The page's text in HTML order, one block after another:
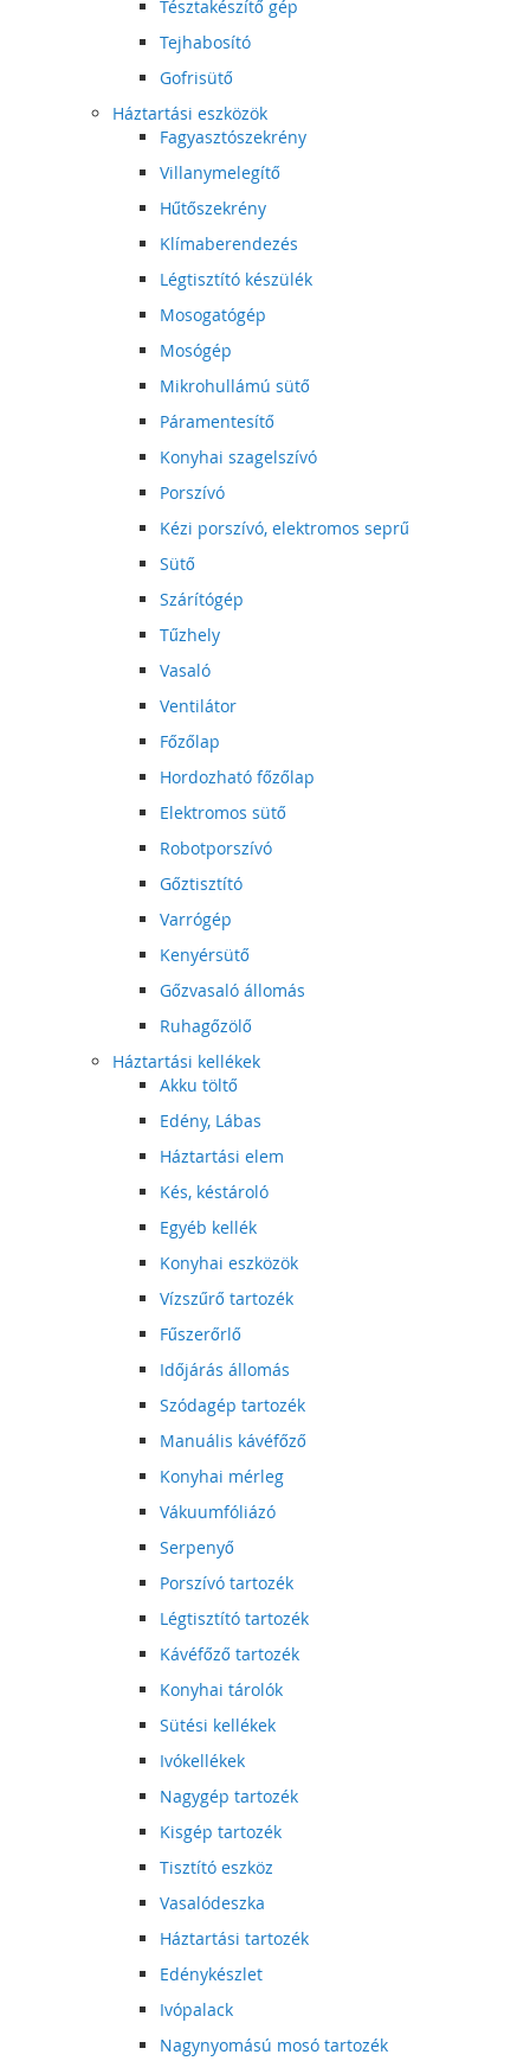
Tésztakészítő gép
Tejhabosító
Gofrisütő
Háztartási eszközök
Fagyasztószekrény
Villanymelegítő
Hűtőszekrény
Klímaberendezés
Légtisztító készülék
Mosogatógép
Mosógép
Mikrohullámú sütő
Páramentesítő
Konyhai szagelszívó
Porszívó
Kézi porszívó, elektromos seprű
Sütő
Szárítógép
Tűzhely
Vasaló
Ventilátor
Főzőlap
Hordozható főzőlap
Elektromos sütő
Robotporszívó
Gőztisztító
Varrógép
Kenyérsütő
Gőzvasaló állomás
Ruhagőzölő
Háztartási kellékek
Akku töltő
Edény, Lábas
Háztartási elem
Kés, késtároló
Egyéb kellék
Konyhai eszközök
Vízszűrő tartozék
Fűszerőrlő
Időjárás állomás
Szódagép tartozék
Manuális kávéfőző
Konyhai mérleg
Vákuumfóliázó
Serpenyő
Porszívó tartozék
Légtisztító tartozék
Kávéfőző tartozék
Konyhai tárolók
Sütési kellékek
Ivókellékek
Nagygép tartozék
Kisgép tartozék
Tisztító eszköz
Vasalódeszka
Háztartási tartozék
Edénykészlet
Ivópalack
Nagynyomású mosó tartozék